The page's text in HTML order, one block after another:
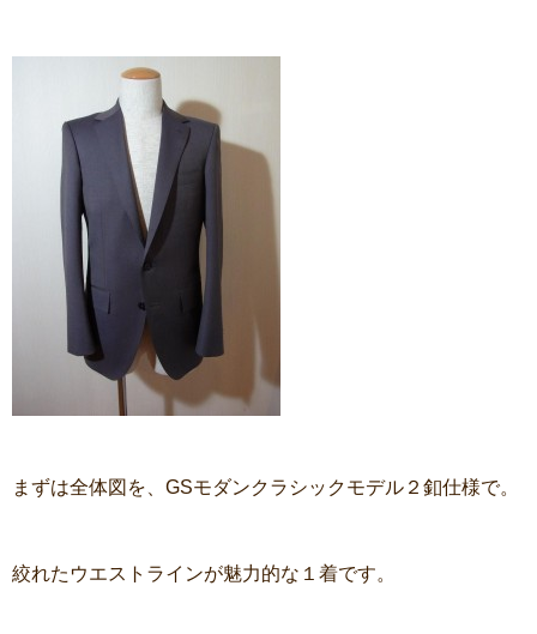
まずは全体図を、GSモダンクラシックモデル２釦仕様で。
絞れたウエストラインが魅力的な１着です。